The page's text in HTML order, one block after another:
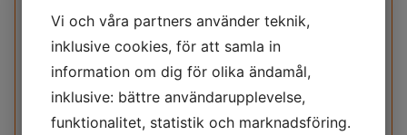
Armaturer
Detaljer
Vi och våra partners använder teknik,
inklusive cookies, för att samla in
information om dig för olika ändamål,
inklusive: bättre användarupplevelse,
funktionalitet, statistik och marknadsföring.